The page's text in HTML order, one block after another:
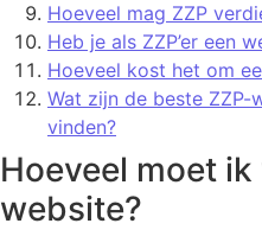
Hoeveel mag ZZP
Heb je als ZZP’er een
Hoeveel kost het om
Wat zijn de beste ZZP-
vinden?
Hoeveel moet
website?